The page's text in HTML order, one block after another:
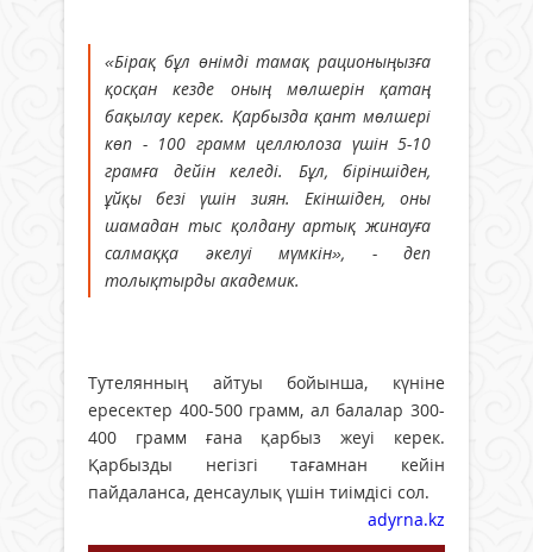
«Бірақ бұл өнімді тамақ рационыңызға
қосқан кезде оның мөлшерін қатаң
бақылау керек. Қарбызда қант мөлшері
көп - 100 грамм целлюлоза үшін 5-10
грамға дейін келеді. Бұл, біріншіден,
ұйқы безі үшін зиян. Екіншіден, оны
шамадан тыс қолдану артық жинауға
салмаққа әкелуі мүмкін», - деп
толықтырды академик.
Тутелянның айтуы бойынша, күніне
ересектер 400-500 грамм, ал балалар 300-
400 грамм ғана қарбыз жеуі керек.
Қарбызды негізгі тағамнан кейін
пайдаланса, денсаулық үшін тиімдісі сол.
adyrna.kz